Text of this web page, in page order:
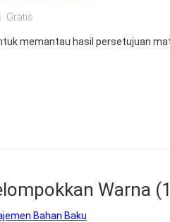
Gratis
memantau hasil persetujuan
Warna
Bahan Baku